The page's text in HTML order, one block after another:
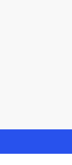
全力で楽しみます。